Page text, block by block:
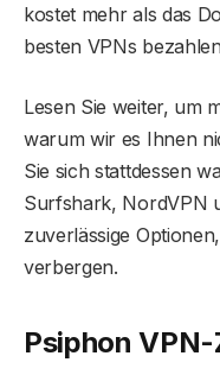
kostet mehr als das
besten VPNs
Lesen Sie weiter, um
warum wir es Ihnen
Sie sich stattdessen
Surfshark, NordVPN
zuverlässige
verbergen.
Psiphon